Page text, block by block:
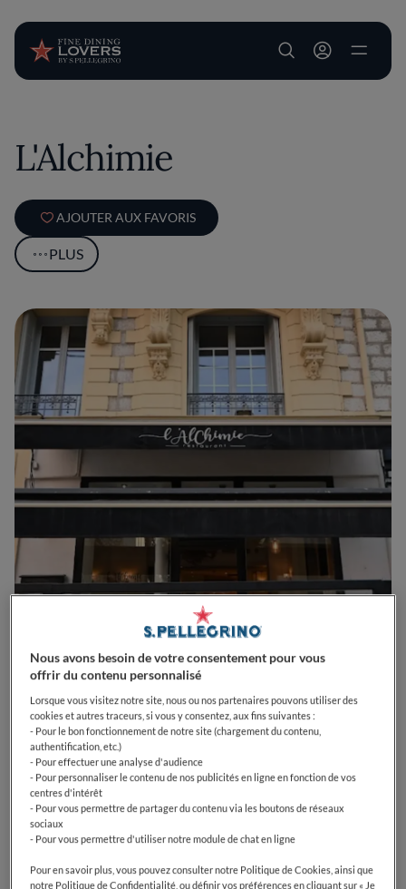
User account
L'Alchimie
AJOUTER AUX FAVORIS
PLUS
14 Rue Maccarani06000NiceFrance
OPEN VOIR HORAIRES D'OUVERTURE
PRIX
Nous avons besoin de votre consentement pour vous
offrir du contenu personnalisé
Lorsque vous visitez notre site, nous ou nos partenaires pouvons utiliser des
cookies et autres traceurs, si vous y consentez, aux fins suivantes :
- Pour le bon fonctionnement de notre site (chargement du contenu,
authentification, etc.)
- Pour effectuer une analyse d'audience
- Pour personnaliser le contenu de nos publicités en ligne en fonction de vos
centres d'intérêt
- Pour vous permettre de partager du contenu via les boutons de réseaux
sociaux
- Pour vous permettre d'utiliser notre module de chat en ligne
Pour en savoir plus, vous pouvez consulter notre Politique de Cookies, ainsi que
notre Politique de Confidentialité, ou définir vos préférences en cliquant sur « Je